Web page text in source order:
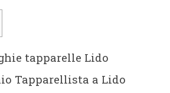
tapparelle Lido
Tapparellista a Lido